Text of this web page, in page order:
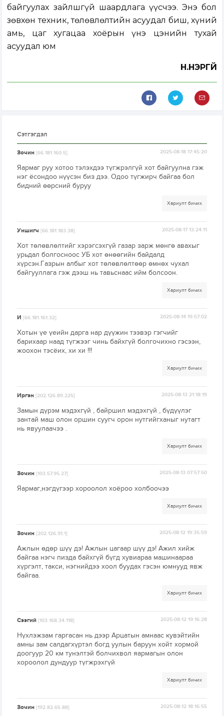
байгуулах зайлшгүй шаардлага үүсчээ. Энэ бол
зөвхөн техник, төлөвлөлтийн асуудал биш, хүний
амь, цаг хугацаа хоёрын үнэ цэнийн тухай
асуудал юм
Н.НЭРГҮЙ
Сэтгэгдэл
Зочин[66.181.160.5] 2025-08-18 17:45:20
Яармаг руу хотоо тэлэхдээ түгжрэлгүй хот байгуулна гэж
нэг ёсондоо нүүсэн биз дээ. Одоо түгжирч байгаа бол
бидний өөрсний буруу
Хариулт бичих
Уншигч[66.181.183.38] 2025-08-17 13:24:11
Хот төлөвлөлтийг хэрэгсэхгүй газар зарж мөнгө авахыг
урьдал болгосноос УБ хот өнөөгийн байдалд
хүрсэн.Газрын албыг хот төлөвлөлтөөр өмнөх чухал
байгууллага гэж дээш нь тавьснаас ийм болсоон.
Хариулт бичих
И[66.181.161.32] 2025-08-14 19:57:02
Хотын үе үеийн дарга нар дүүжин тээвэр гэгчийг
барихаар наад түгжээг чинь байхгүй болгочихно гэсээн,
жоохон тэсёих, хи хи !!!
Хариулт бичих
Иргэн[202.126.89.225] 2025-08-13 21:18:19
Замын дүрэм мэдэхгүй , байршил мэдэхгүй , бүдүүлэг
зантай маш олон оршин суугч орон нутгийгханыг нутагт
нь явуулаачээ .
Хариулт бичих
Зочин[103.57.95.27] 2025-08-13 07:57:50
Яармаг,нэгдүгээр хороолол хоёроо холбоочээ
Хариулт бичих
Зочин[202.126.91.1] 2025-08-12 19:35:59
Ажлын өдөр шүү дэ! Ажлын цагаар шүү дэ! Ажил хийж
байгаа нэгч пизда байхгүй бүгд хувиараа машинаараа
хүргэлт, такси, нэгнийдээ хоол буудах гэсэн юмнууд явж
байгаа.
Хариулт бичих
Сээгий[103.168.34.118] 2025-08-12 19:16:28
Нүхлэжзам гаргасан нь дээр Арцатын амнаас кувэйтийн
амны зам салдагхүртэл богд уулын баруун хойт хормой
доогуур 20 км тунэлтэй болчихвол яармагын олон
хороолол дундуур түгжрэхгүй
Хариулт бичих
Зочин[192.82.65.88] 2025-08-12 18:16:55